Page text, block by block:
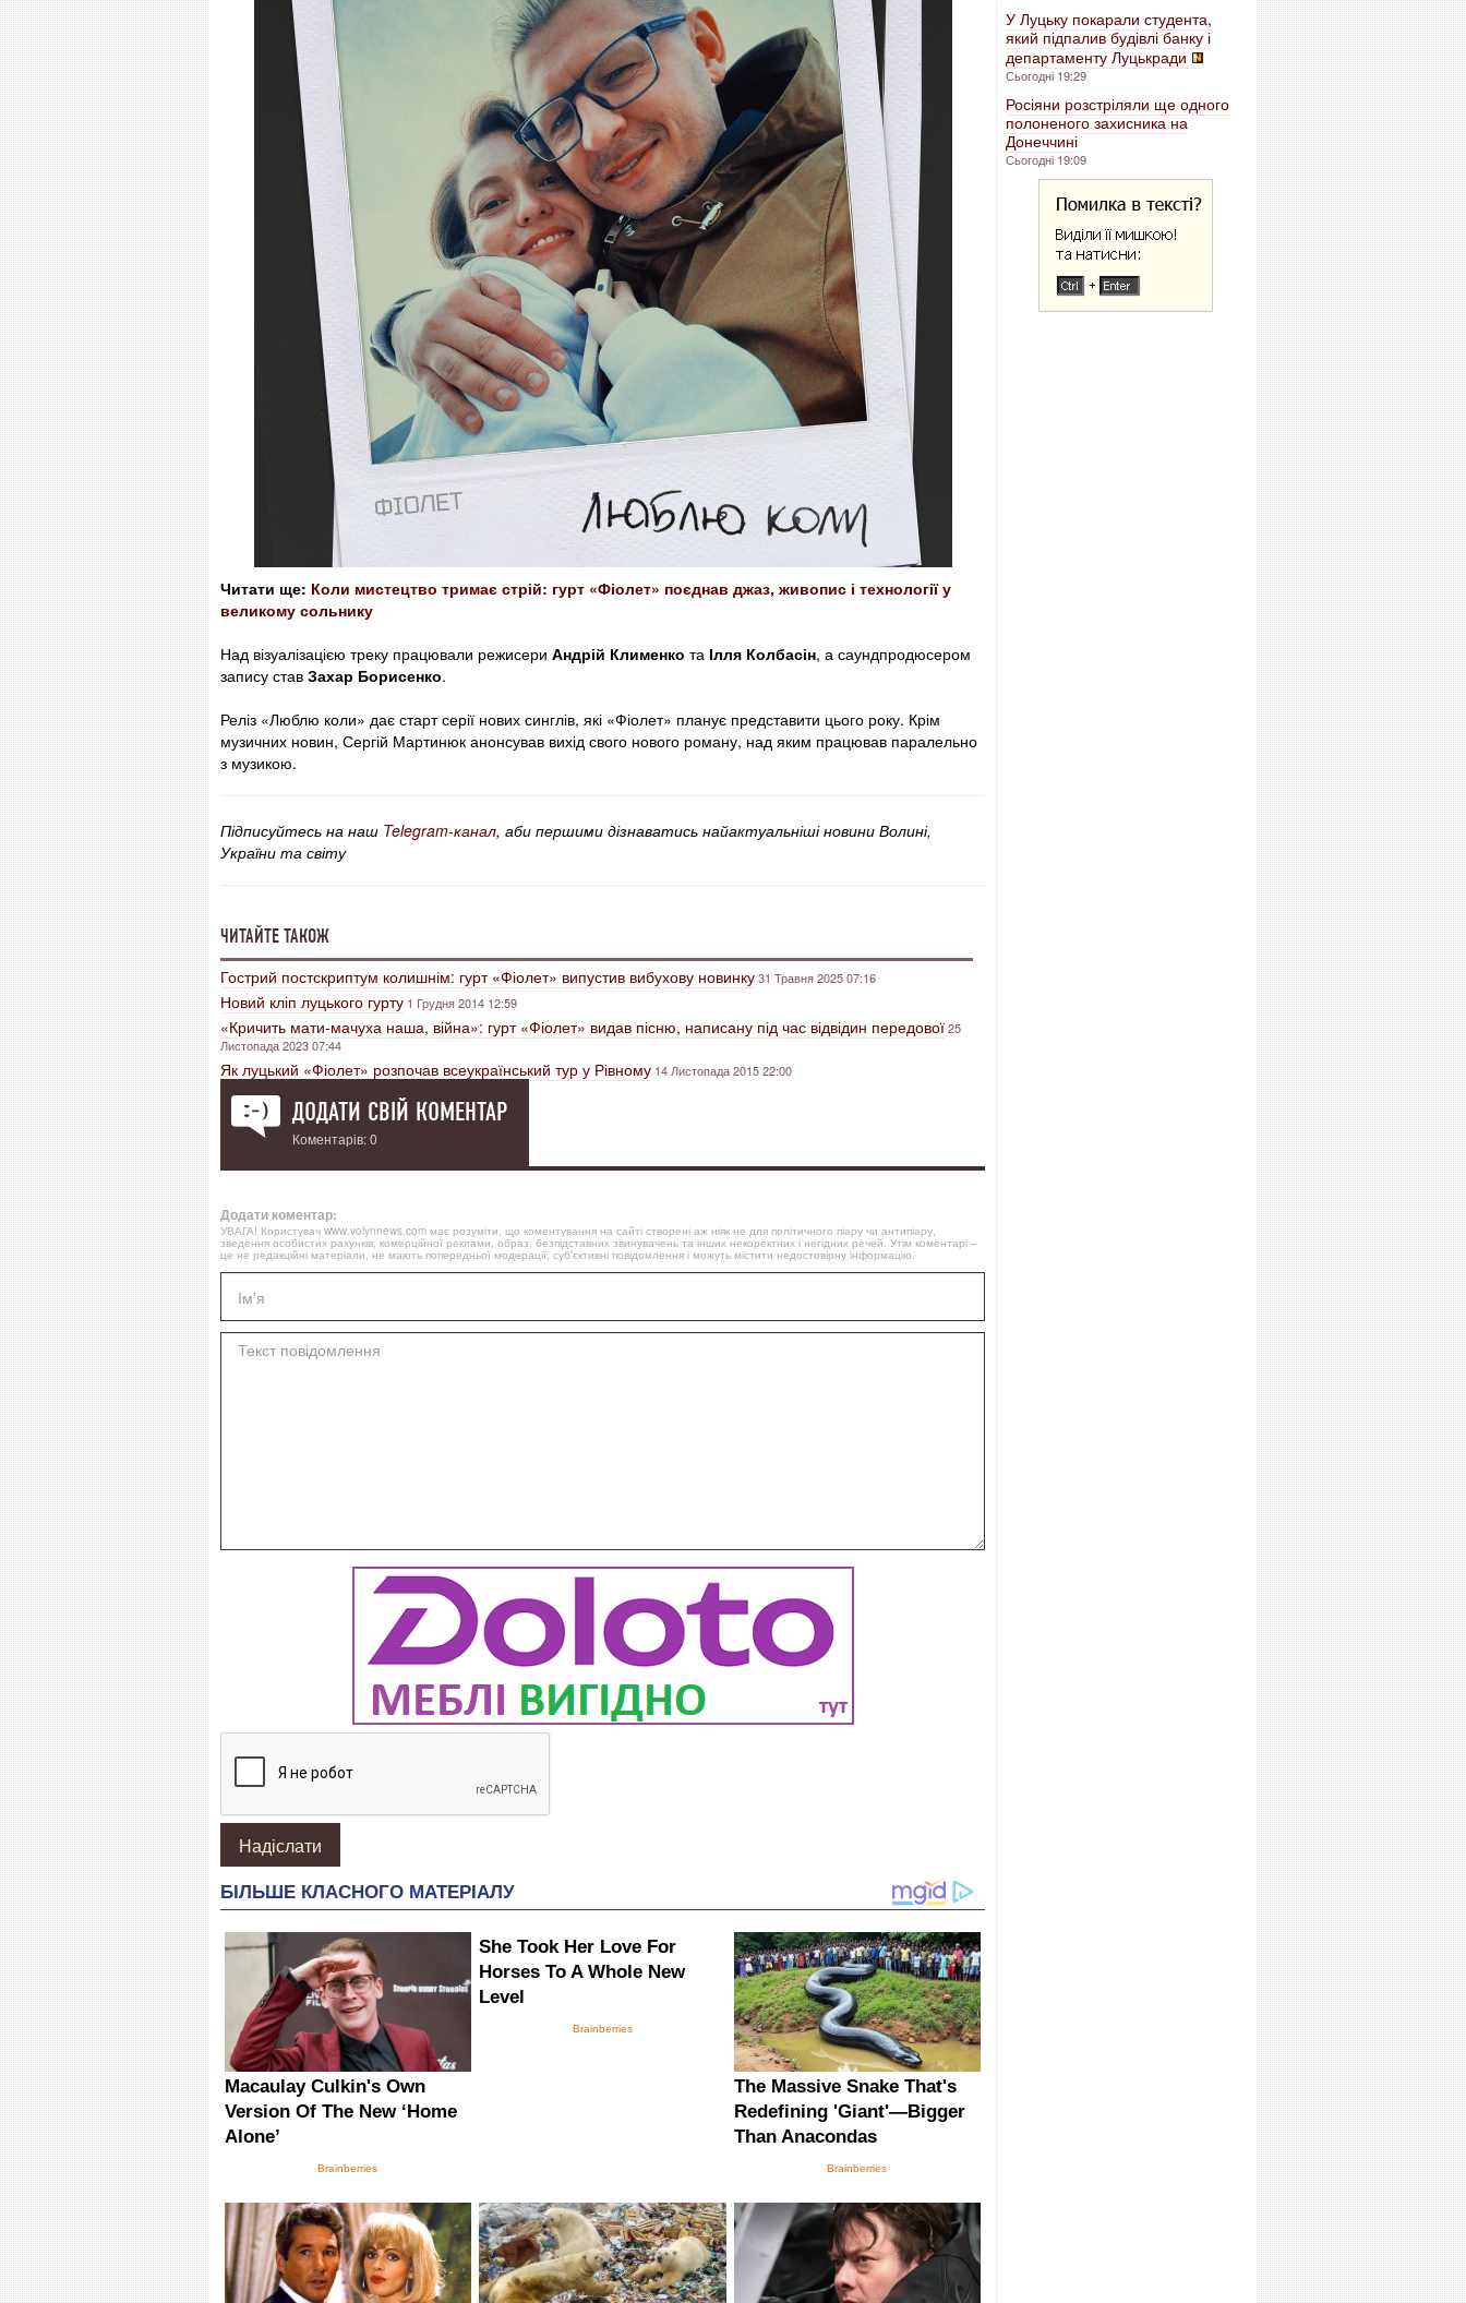
Читати ще: Коли мистецтво тримає стрій: гурт «Фіолет» поєднав джаз, живопис і технології у
великому сольнику
Над візуалізацією треку працювали режисери Андрій Клименко та Ілля Колбасін, а саундпродюсером
запису став Захар Борисенко.
Реліз «Люблю коли» дає старт серії нових синглів, які «Фіолет» планує представити цього року. Крім
музичних новин, Сергій Мартинюк анонсував вихід свого нового роману, над яким працював паралельно
з музикою.
Підписуйтесь на наш Telegram-канал, аби першими дізнаватись найактуальніші новини Волині,
України та світу
ЧИТАЙТЕ ТАКОЖ
Гострий постскриптум колишнім: гурт «Фіолет» випустив вибухову новинку31 Травня 2025 07:16
Новий кліп луцького гурту 1 Грудня 2014 12:59
«Кричить мати-мачуха наша, війна»: гурт «Фіолет» видав пісню, написану під час відвідин передової25
Листопада 2023 07:44
Як луцький «Фіолет» розпочав всеукраїнський тур у Рівному 14 Листопада 2015 22:00
ДОДАТИ СВІЙ КОМЕНТАР
Коментарів: 0
Додати коментар:
УВАГА! Користувач www.volynnews.com має розуміти, що коментування на сайті створені аж ніяк не для політичного піару чи антипіару,
зведення особистих рахунків, комерційної реклами, образ, безпідставних звинувачень та інших некоректних і негідних речей. Утім коментарі –
це не редакційні матеріали, не мають попередньої модерації, суб’єктивні повідомлення і можуть містити недостовірну інформацію.
У Луцьку покарали студента,
який підпалив будівлі банку і
департаменту Луцькради
Сьогодні 19:29
Росіяни розстріляли ще одного
полоненого захисника на
Донеччині
Сьогодні 19:09